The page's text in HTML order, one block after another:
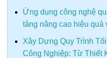
Ứng dụng công nghệ
tảng nâng cao hiệu
Xây Dựng Quy Trình
Công Nghiệp: Từ Thiết